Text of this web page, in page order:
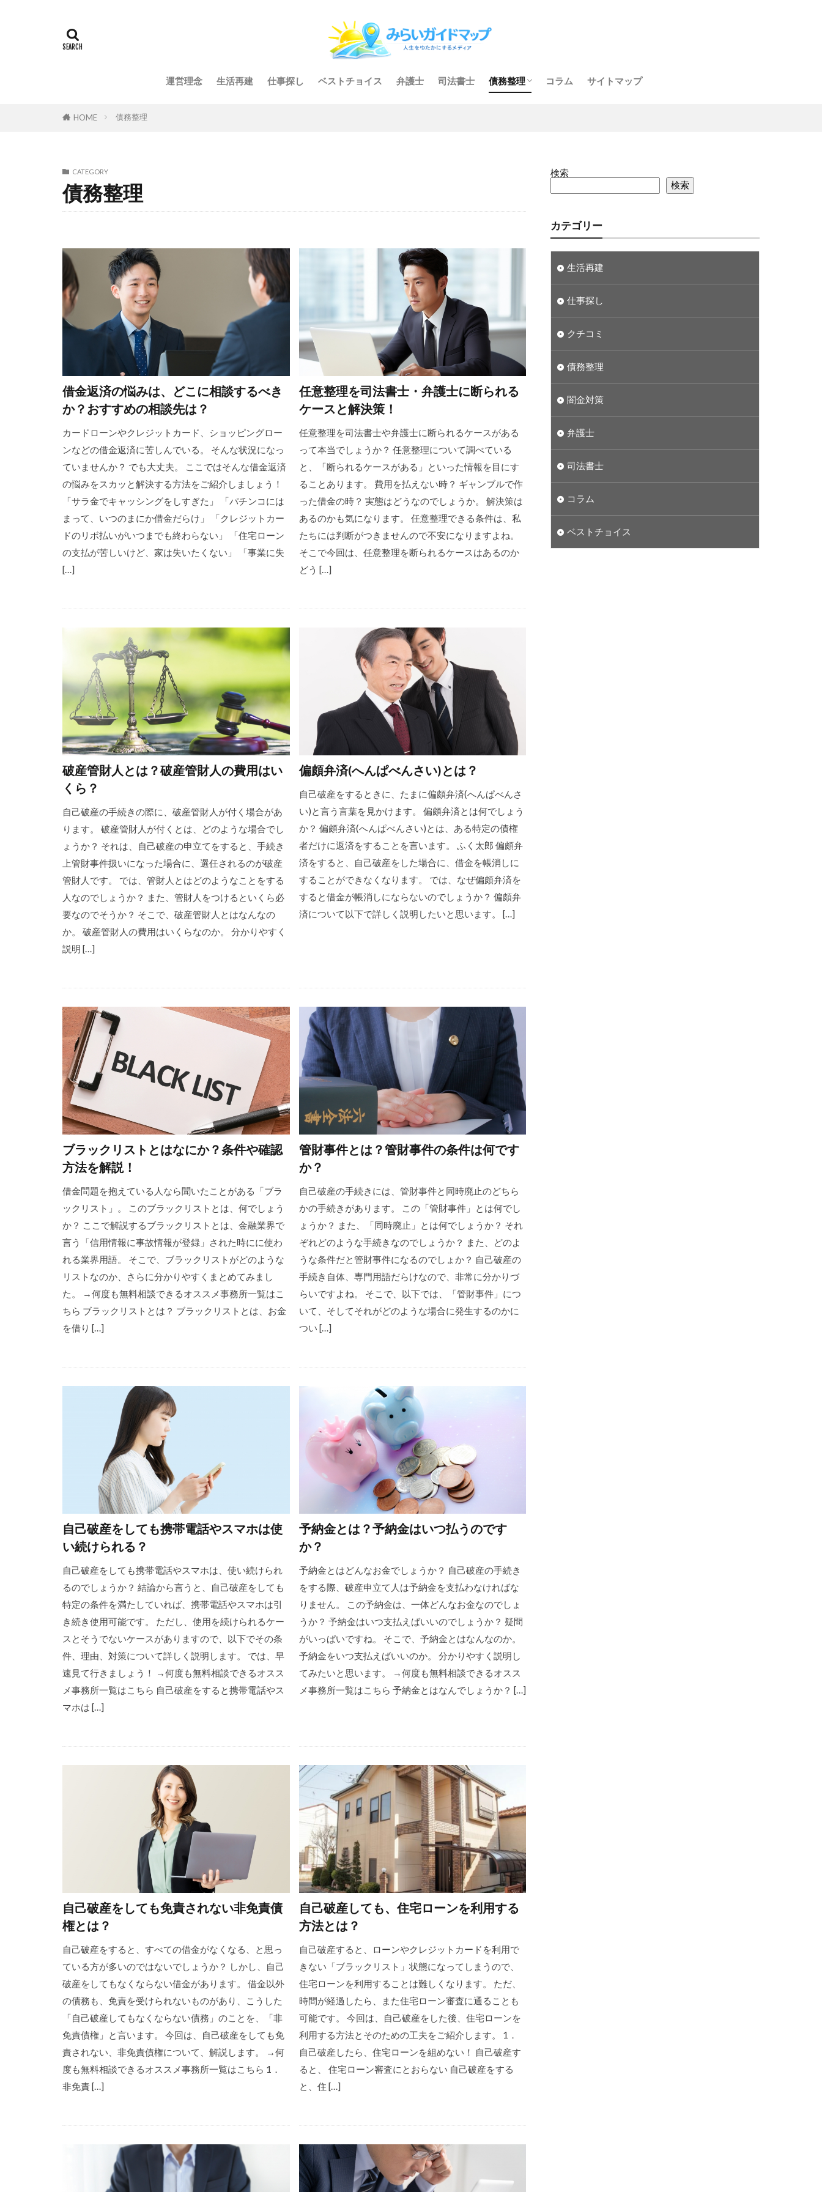
運営理念 生活再建 仕事探し ベストチョイス 弁護士 司法書士 債務整理 コラム サイトマップ
HOME 債務整理
CATEGORY
債務整理
借金返済の悩みは、どこに相談するべき
か？おすすめの相談先は？
カードローンやクレジットカード、ショッピングロー
ンなどの借金返済に苦しんでいる。 そんな状況になっ
ていませんか？ でも大丈夫。 ここではそんな借金返済
の悩みをスカッと解決する方法をご紹介しましょう！
「サラ金でキャッシングをしすぎた」 「パチンコには
まって、いつのまにか借金だらけ」 「クレジットカー
ドのリボ払いがいつまでも終わらない」 「住宅ローン
の支払が苦しいけど、家は失いたくない」 「事業に失
[…]
任意整理を司法書士・弁護士に断られる
ケースと解決策！
任意整理を司法書士や弁護士に断られるケースがある
って本当でしょうか？ 任意整理について調べている
と、「断られるケースがある」といった情報を目にす
ることあります。 費用を払えない時？ ギャンブルで作
った借金の時？ 実態はどうなのでしょうか。 解決策は
あるのかも気になります。 任意整理できる条件は、私
たちには判断がつきませんので不安になりますよね。
そこで今回は、任意整理を断られるケースはあるのか
どう […]
破産管財人とは？破産管財人の費用はい
くら？
自己破産の手続きの際に、破産管財人が付く場合があ
ります。 破産管財人が付くとは、どのような場合でし
ょうか？ それは、自己破産の申立てをすると、手続き
上管財事件扱いになった場合に、選任されるのが破産
管財人です。 では、管財人とはどのようなことをする
人なのでしょうか？ また、管財人をつけるといくら必
要なのでそうか？ そこで、破産管財人とはなんなの
か。 破産管財人の費用はいくらなのか。 分かりやすく
説明 […]
偏頗弁済(へんぱべんさい)とは？
自己破産をするときに、たまに偏頗弁済(へんぱべんさ
い)と言う言葉を見かけます。 偏頗弁済とは何でしょう
か？ 偏頗弁済(へんぱべんさい)とは、ある特定の債権
者だけに返済をすることを言います。 ふく太郎 偏頗弁
済をすると、自己破産をした場合に、借金を帳消しに
することができなくなります。 では、なぜ偏頗弁済を
すると借金が帳消しにならないのでしょうか？ 偏頗弁
済について以下で詳しく説明したいと思います。 […]
ブラックリストとはなにか？条件や確認
方法を解説！
借金問題を抱えている人なら聞いたことがある「ブラ
ックリスト」。 このブラックリストとは、何でしょう
か？ ここで解説するブラックリストとは、金融業界で
言う「信用情報に事故情報が登録」された時にに使わ
れる業界用語。 そこで、ブラックリストがどのような
リストなのか、さらに分かりやすくまとめてみまし
た。 →何度も無料相談できるオススメ事務所一覧はこ
ちら ブラックリストとは？ ブラックリストとは、お金
を借り […]
管財事件とは？管財事件の条件は何です
か？
自己破産の手続きには、管財事件と同時廃止のどちら
かの手続きがあります。 この「管財事件」とは何でし
ょうか？ また、「同時廃止」とは何でしょうか？ それ
ぞれどのような手続きなのでしょうか？ また、どのよ
うな条件だと管財事件になるのでしょか？ 自己破産の
手続き自体、専門用語だらけなので、非常に分かりづ
らいですよね。 そこで、以下では、「管財事件」につ
いて、そしてそれがどのような場合に発生するのかに
つい […]
自己破産をしても携帯電話やスマホは使
い続けられる？
自己破産をしても携帯電話やスマホは、使い続けられ
るのでしょうか？ 結論から言うと、自己破産をしても
特定の条件を満たしていれば、携帯電話やスマホは引
き続き使用可能です。 ただし、使用を続けられるケー
スとそうでないケースがありますので、以下でその条
件、理由、対策について詳しく説明します。 では、早
速見て行きましょう！ →何度も無料相談できるオスス
メ事務所一覧はこちら 自己破産をすると携帯電話やス
マホは […]
予納金とは？予納金はいつ払うのです
か？
予納金とはどんなお金でしょうか？ 自己破産の手続き
をする際、破産申立て人は予納金を支払わなければな
りません。 この予納金は、一体どんなお金なのでしょ
うか？ 予納金はいつ支払えばいいのでしょうか？ 疑問
がいっぱいですね。 そこで、予納金とはなんなのか。
予納金をいつ支払えばいいのか。 分かりやすく説明し
てみたいと思います。 →何度も無料相談できるオスス
メ事務所一覧はこちら 予納金とはなんでしょうか？ […]
自己破産をしても免責されない非免責債
権とは？
自己破産をすると、すべての借金がなくなる、と思っ
ている方が多いのではないでしょうか？ しかし、自己
破産をしてもなくならない借金があります。 借金以外
の債務も、免責を受けられないものがあり、こうした
「自己破産してもなくならない債務」のことを、「非
免責債権」と言います。 今回は、自己破産をしても免
責されない、非免責債権について、解説します。 →何
度も無料相談できるオススメ事務所一覧はこちら 1．
非免責 […]
自己破産しても、住宅ローンを利用する
方法とは？
自己破産すると、ローンやクレジットカードを利用で
きない「ブラックリスト」状態になってしまうので、
住宅ローンを利用することは難しくなります。 ただ、
時間が経過したら、また住宅ローン審査に通ることも
可能です。 今回は、自己破産をした後、住宅ローンを
利用する方法とそのための工夫をご紹介します。 1．
自己破産したら、住宅ローンを組めない！ 自己破産す
ると、 住宅ローン審査にとおらない 自己破産をする
と、住 […]
検索
検索
カテゴリー
生活再建
仕事探し
クチコミ
債務整理
闇金対策
弁護士
司法書士
コラム
ベストチョイス